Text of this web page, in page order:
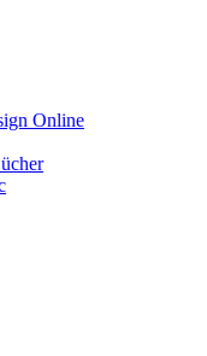
Online